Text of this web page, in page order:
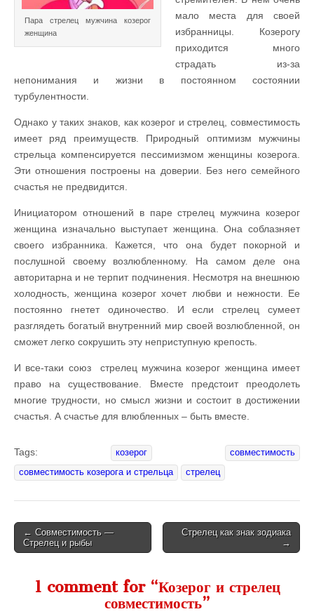
Пара стрелец мужчина козерог
женщина
мало места для своей
избранницы. Козерогу
приходится много
страдать из-за
непонимания и жизни в постоянном состоянии
турбулентности.
Однако у таких знаков, как козерог и стрелец, совместимость
имеет ряд преимуществ. Природный оптимизм мужчины
стрельца компенсируется пессимизмом женщины козерога.
Эти отношения построены на доверии. Без него семейного
счастья не предвидится.
Инициатором отношений в паре стрелец мужчина козерог
женщина изначально выступает женщина. Она соблазняет
своего избранника. Кажется, что она будет покорной и
послушной своему возлюбленному. На самом деле она
авторитарна и не терпит подчинения. Несмотря на внешнюю
холодность, женщина козерог хочет любви и нежности. Ее
постоянно гнетет одиночество. И если стрелец сумеет
разглядеть богатый внутренний мир своей возлюбленной, он
сможет легко сокрушить эту неприступную крепость.
И все-таки союз стрелец мужчина козерог женщина имеет
право на существование. Вместе предстоит преодолеть
многие трудности, но смысл жизни и состоит в достижении
счастья. А счастье для влюбленных – быть вместе.
Tags: козерог
совместимость
совместимость козерога и стрельца
стрелец
Post navigation
← Совместимость —
Стрелец и рыбы
Стрелец как знак зодиака
→
1 comment for “Козерог и стрелец
совместимость”